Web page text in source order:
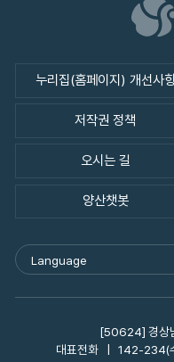
누리집(홈페이지) 개선사
저작권 정책
오시는 길
양산챗봇
Language
[50624] 경상
대표전화
142-234(